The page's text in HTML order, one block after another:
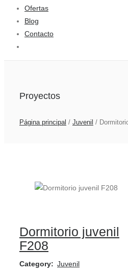
Ofertas
Blog
Contacto
Proyectos
Página principal / Juvenil /
Dormitorio juvenil
F208
Category: Juvenil